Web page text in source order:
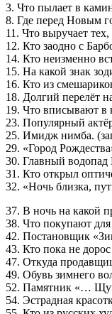
3. Что пылает в
8. Где перед Новым
11. Что выручает
12. Кто заодно с
14. Кто неизменно
15. На какой знак
16. Кто из
18. Долгий перелёт
19. Что вписывают в
23. Популярный
25. Имидж нимба.
29. «Город
30. Главный водопад
31. Кто открыл
32. «Ночь близка,
37. В ночь на какой
38. Что покупают
42. Постановщик
43. Кто пока не
47. Откуда
49. Обувь зимнего
52. Памятник «…
54. Эстрадная